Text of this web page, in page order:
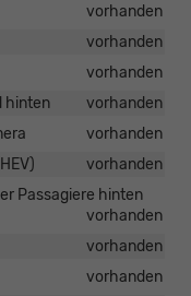
vorhanden
vorhanden
vorhanden
hinten
vorhanden
vorhanden
vorhanden
Passagiere hinten
vorhanden
vorhanden
vorhanden